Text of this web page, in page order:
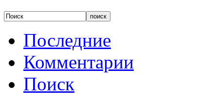
Последние
Комментарии
Поиск